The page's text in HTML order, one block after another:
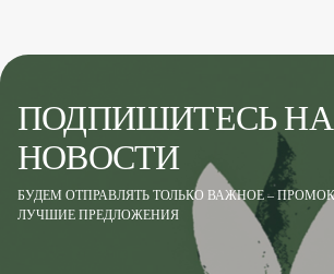
ПОДПИШИТЕСЬ НА
НОВОСТИ
БУДЕМ ОТПРАВЛЯТЬ ТОЛЬКО ВАЖНОЕ –
ЛУЧШИЕ ПРЕДЛОЖЕНИЯ